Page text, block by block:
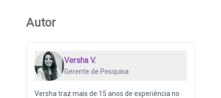
Autor
Versha V.
Gerente de Pesquisa
Versha traz mais de 15 anos de experiência no